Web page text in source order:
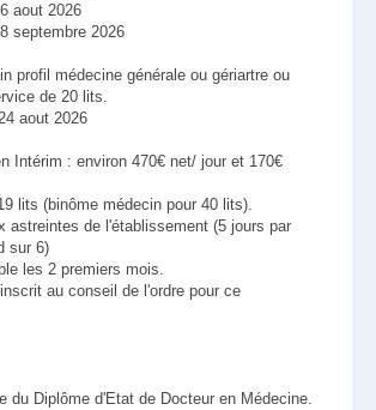
aout 2026
septembre 2026
profil médecine générale ou gériartre ou
de 20 lits.
aout 2026
Intérim : environ 470€ net/ jour et 170€
lits (binôme médecin pour 40 lits).
astreintes de l'établissement (5 jours par
sur 6)
les 2 premiers mois.
au conseil de l'ordre pour ce
du Diplôme d'Etat de Docteur en Médecine.